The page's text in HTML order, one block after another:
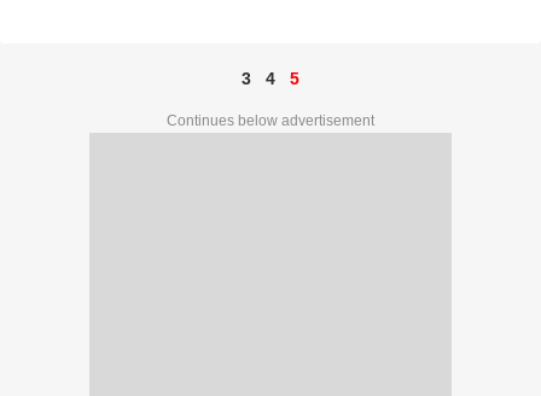
3 4 5
Continues below advertisement